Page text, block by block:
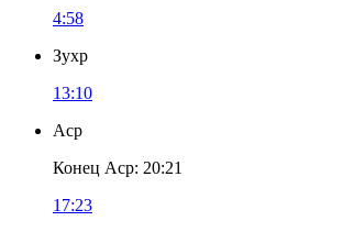
4:58
Зухр
13:10
Аср
Конец Аср: 20:21
17:23